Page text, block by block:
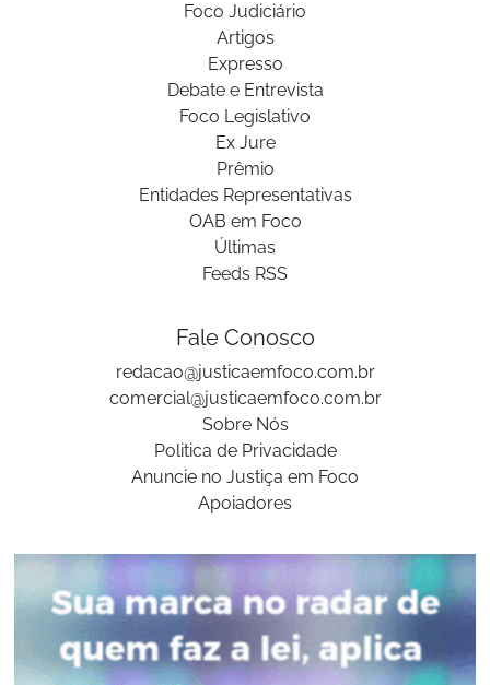
Foco Judiciário
Artigos
Expresso
Debate e Entrevista
Foco Legislativo
Ex Jure
Prêmio
Entidades Representativas
OAB em Foco
Últimas
Feeds RSS
Fale Conosco
redacao@justicaemfoco.com.br
comercial@justicaemfoco.com.br
Sobre Nós
Politica de Privacidade
Anuncie no Justiça em Foco
Apoiadores